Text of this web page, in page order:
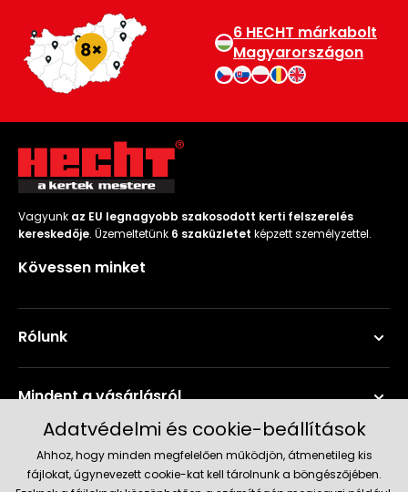
6 HECHT márkabolt
Magyarországon
Vagyunk az EU legnagyobb szakosodott kerti felszerelés
kereskedője. Üzemeltetünk 6 szaküzletet képzett személyzettel.
Kövessen minket
Rólunk
Mindent a vásárlásról
Szerviz és támogatás
Adatvédelmi és cookie-beállítások
Ahhoz, hogy minden megfelelően működjön, átmenetileg kis
fájlokat, úgynevezett cookie-kat kell tárolnunk a böngészőjében.